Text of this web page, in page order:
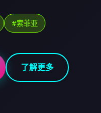
#索菲亚
了解更多